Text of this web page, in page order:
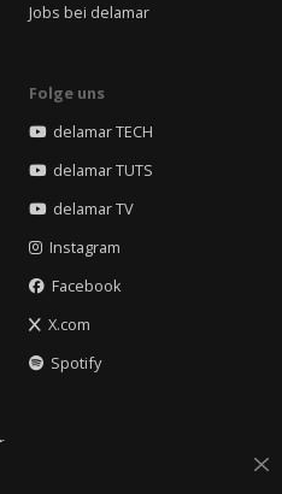
Jobs bei delamar
Folge uns
delamar TECH
delamar TUTS
delamar TV
Instagram
Facebook
X.com
Spotify